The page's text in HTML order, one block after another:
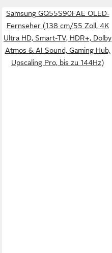
Samsung GQ55S90FAE OLED-
Fernseher (138 cm/55 Zoll, 4K
Ultra HD, Smart-TV, HDR+, Dolby
Atmos & AI Sound, Gaming Hub,
Upscaling Pro, bis zu 144Hz)